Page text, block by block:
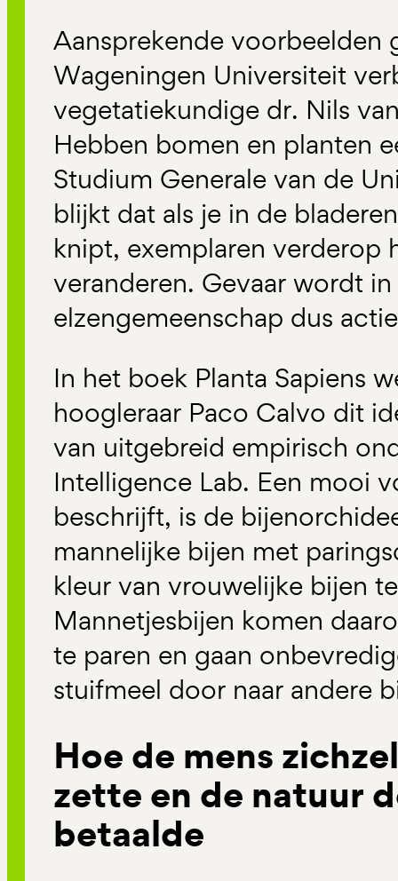
Aansprekende voorbeelden
Wageningen Universiteit
vegetatiekundige dr. Nils
Hebben bomen en planten
Studium Generale van de
blijkt dat als je in de
knipt, exemplaren verderop
veranderen. Gevaar wordt in
elzengemeenschap dus
In het boek Planta Sapiens
hoogleraar Paco Calvo dit
van uitgebreid empirisch
Intelligence Lab. Een mooi
beschrijft, is de
mannelijke bijen met
kleur van vrouwelijke bijen
Mannetjesbijen komen
te paren en gaan
stuifmeel door naar andere
Hoe de mens
zette en de natuur
betaalde